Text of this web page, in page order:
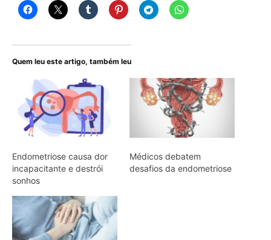
Quem leu este artigo, também leu
Endometriose causa dor
incapacitante e destrói
sonhos
Médicos debatem
desafios da endometriose